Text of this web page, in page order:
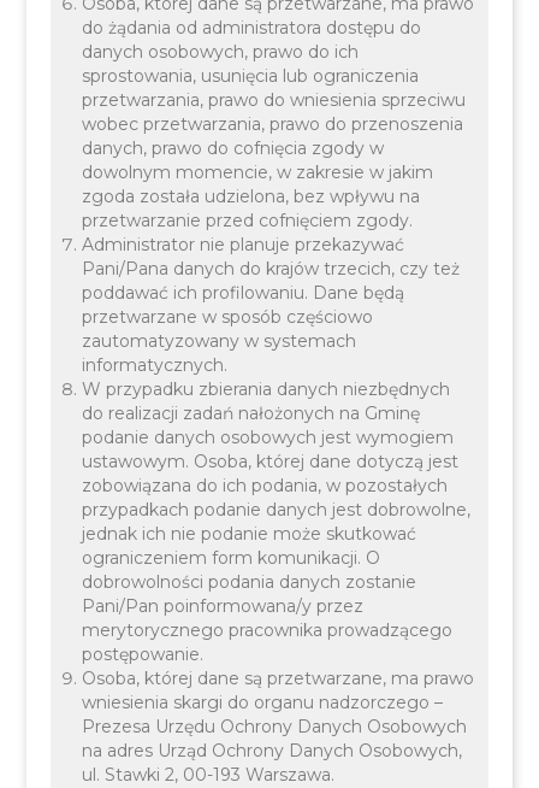
wszystkich pracowników urzędu.
W związku z tym w tym dniu Urząd Gminy Liszki
będzie nieczynny.
Jednocześnie informujemy, że w dniu
2026 r. (sobota) Urząd Gminy będzie otwarty w
godzinach od7:30 do 13:00.
Prosimy o uwzględnienie tej zmiany przy
planowaniu wizyt i załatwianiu spraw w naszym
urzędzie.
Załącznik:
do żądania od administratora dostępu do
danych osobowych, prawo do ich
sprostowania, usunięcia lub ograniczenia
przetwarzania, prawo do wniesienia sprzeciwu
wobec przetwarzania, prawo do przenoszenia
danych, prawo do cofnięcia zgody w
dowolnym momencie, w zakresie w jakim
zgoda została udzielona, bez wpływu na
przetwarzanie przed cofnięciem zgody.
Administrator nie planuje przekazywać
Pani/Pana danych do krajów trzecich, czy też
poddawać ich profilowaniu. Dane będą
przetwarzane w sposób częściowo
zautomatyzowany w systemach
informatycznych.
W przypadku zbierania danych niezbędnych
do realizacji zadań nałożonych na Gminę
podanie danych osobowych jest wymogiem
ustawowym. Osoba, której dane dotyczą jest
zobowiązana do ich podania, w pozostałych
przypadkach podanie danych jest dobrowolne,
jednak ich nie podanie może skutkować
ograniczeniem form komunikacji. O
dobrowolności podania danych zostanie
Pani/Pan poinformowana/y przez
merytorycznego pracownika prowadzącego
postępowanie.
Osoba, której dane są przetwarzane, ma prawo
wniesienia skargi do organu nadzorczego –
Prezesa Urzędu Ochrony Danych Osobowych
na adres Urząd Ochrony Danych Osobowych,
ul. Stawki 2, 00-193 Warszawa.